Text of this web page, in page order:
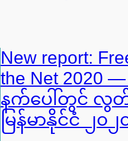
New report:
the Net 2020
နက်ပေါ်တွင် လွ
မြန်မာနိုင်ငံ ၂၀၂